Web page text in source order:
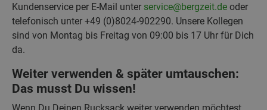
Kundenservice per E-Mail unter service@bergzeit.de oder
telefonisch unter +49 (0)8024-902290. Unsere Kollegen
sind von Montag bis Freitag von 09:00 bis 17 Uhr für Dich
da.
Weiter verwenden & später umtauschen:
Das musst Du wissen!
Wenn Du Deinen Rucksack weiter verwenden möchtest,